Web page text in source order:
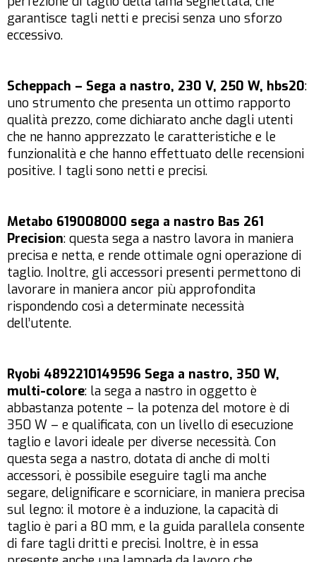
garantisce tagli netti e precisi senza uno sforzo
eccessivo.
Scheppach – Sega a nastro, 230 V, 250 W, hbs20:
uno strumento che presenta un ottimo rapporto
qualità prezzo, come dichiarato anche dagli utenti
che ne hanno apprezzato le caratteristiche e le
funzionalità e che hanno effettuato delle recensioni
positive. I tagli sono netti e precisi.
Metabo 619008000 sega a nastro Bas 261
Precision: questa sega a nastro lavora in maniera
precisa e netta, e rende ottimale ogni operazione di
taglio. Inoltre, gli accessori presenti permettono di
lavorare in maniera ancor più approfondita
rispondendo così a determinate necessità
dell’utente.
Ryobi 4892210149596 Sega a nastro, 350 W,
multi-colore: la sega a nastro in oggetto è
abbastanza potente – la potenza del motore è di
350 W – e qualificata, con un livello di esecuzione
taglio e lavori ideale per diverse necessità. Con
questa sega a nastro, dotata di anche di molti
accessori, è possibile eseguire tagli ma anche
segare, delignificare e scorniciare, in maniera precisa
sul legno: il motore è a induzione, la capacità di
taglio è pari a 80 mm, e la guida parallela consente
di fare tagli dritti e precisi. Inoltre, è in essa